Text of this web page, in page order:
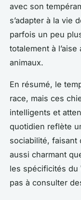
avec son
s’adapter à la vie
parfois un peu
totalement à
animaux.
En résumé, le
race, mais ces
intelligents et
quotidien reflète
sociabilité, faisant
aussi charmant
les spécificités du
pas à consulter